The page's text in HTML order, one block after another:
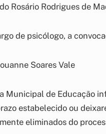
Rosário Rodrigues de
de psicólogo, a
Soares Vale
Municipal de Educação
estabelecido ou
eliminados do